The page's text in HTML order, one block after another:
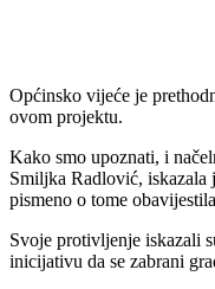
Općinsko vijeće je
ovom projektu.
Kako smo upoznati, i
Smiljka Radlović,
pismeno o tome
Svoje protivljenje iskazali
inicijativu da se zabrani